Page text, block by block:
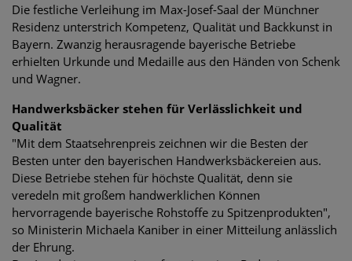
Die festliche Verleihung im Max-Josef-Saal der Münchner
Residenz unterstrich Kompetenz, Qualität und Backkunst in
Bayern. Zwanzig herausragende bayerische Betriebe
erhielten Urkunde und Medaille aus den Händen von Schenk
und Wagner.
Handwerksbäcker stehen für Verlässlichkeit und
Qualität
"Mit dem Staatsehrenpreis zeichnen wir die Besten der
Besten unter den bayerischen Handwerksbäckereien aus.
Diese Betriebe stehen für höchste Qualität, denn sie
veredeln mit großem handwerklichen Können
hervorragende bayerische Rohstoffe zu Spitzenprodukten",
so Ministerin Michaela Kaniber in einer Mitteilung anlässlich
der Ehrung.